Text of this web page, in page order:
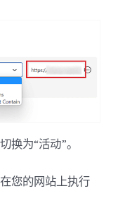
换为“活动”。
您的网站上执行